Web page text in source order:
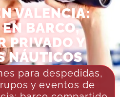
Barcos
Restaurantes
Actividades
Alojamientos & Espacios
Servicios
VALENCIA:
BARCO,
PRIVADO Y
NÁUTICOS
para despedidas,
y eventos de